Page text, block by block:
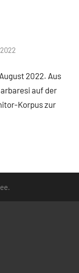
2022. Aus
auf der
Korpus zur